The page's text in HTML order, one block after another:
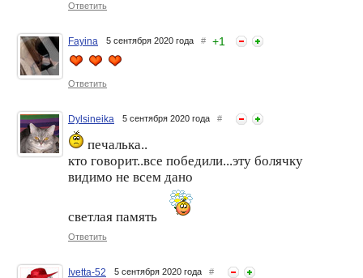
Ответить
Fayina 5 сентября 2020 года # +1
Ответить
Dylsineika 5 сентября 2020 года #
печалька..
кто говорит..все победили...эту болячку
видимо не всем дано
светлая память
Ответить
Ivetta-52 5 сентября 2020 года #